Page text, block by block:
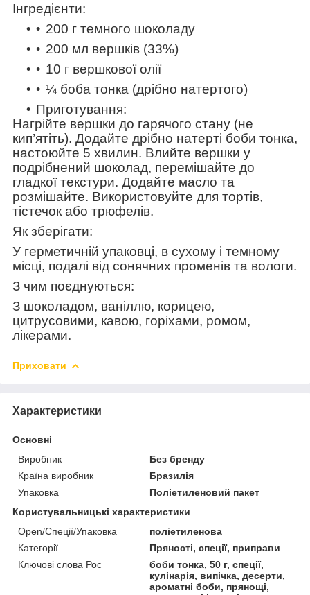
Інгредієнти:
200 г темного шоколаду
200 мл вершків (33%)
10 г вершкової олії
¼ боба тонка (дрібно натертого)
Приготування:
Нагрійте вершки до гарячого стану (не
кип’ятіть). Додайте дрібно натерті боби тонка,
настоюйте 5 хвилин. Влийте вершки у
подрібнений шоколад, перемішайте до
гладкої текстури. Додайте масло та
розмішайте. Використовуйте для тортів,
тістечок або трюфелів.
Як зберігати:
У герметичній упаковці, в сухому і темному
місці, подалі від сонячних променів та вологи.
З чим поєднуються:
З шоколадом, ваніллю, корицею,
цитрусовими, кавою, горіхами, ромом,
лікерами.
Приховати
Характеристики
Основні
Виробник
Без бренду
Країна виробник
Бразилія
Упаковка
Поліетиленовий пакет
Користувальницькі характеристики
Open/Спеції/Упаковка
поліетиленова
Категорії
Пряності, спеції, приправи
Ключові слова Рос
боби тонка, 50 г, спеції,
кулінарія, випічка, десерти,
ароматні боби, прянощі,